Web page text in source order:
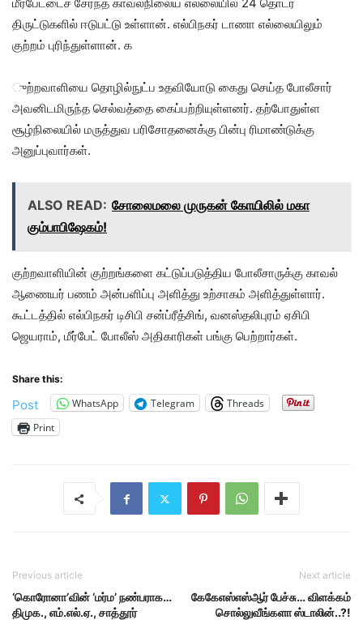
திருட்டுகளில் ஈடுபட்டு உள்ளான். எல்பிநகர் டாணா எல்லையிலும்
குற்றம் புரிந்துள்ளான். க
ுற்றவாளியை தொழில்நுட்ப உதவியோடு கைது செய்த போலீசார்
அவனிடமிருந்த செல்வத்தை கைப்பற்றியுள்ளனர். தற்போதுள்ள
சூழ்நிலையில் மருத்துவ பரிசோதனைக்கு பின்பு ரிமாண்டுக்கு
அனுப்புவார்கள்.
ALSO READ: சோலைமலை முருகன் கோயிலில் மகா
கும்பாபிஷேகம்!
குற்றவாளியின் குற்றங்களை கட்டுப்படுத்திய போலீசாருக்கு காவல்
ஆணையர் பணம் அன்பளிப்பு அளித்து உற்சாகம் அளித்துள்ளார்.
கூட்டத்தில் எல்பிநகர் டிசிபி சன்ப்ரீத்சிங், வனஸ்தலிபுரம் ஏசிபி
ஜெயராம், மீர்பேட் போலீஸ் அதிகாரிகள் பங்கு பெற்றார்கள்.
Share this:
Post WhatsApp Telegram
Threads
Print
Previous article
‘கொரோனா’வின் ‘மர்ம’ நண்பராக…
திமுக., எம்.எல்.ஏ., சாத்தூர்
Next article
கேகேஎஸ்எஸ்ஆர் பேச்சு… விளக்கம்
சொல்லுவீங்களா ஸ்டாலின்..?!